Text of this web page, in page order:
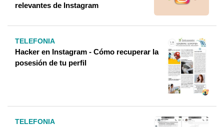
relevantes de Instagram
TELEFONIA
Hacker en Instagram - Cómo recuperar la
posesión de tu perfil
TELEFONIA